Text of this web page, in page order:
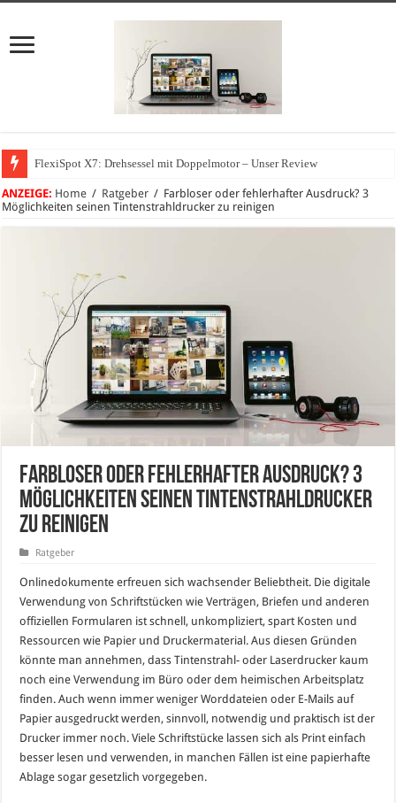
FlexiSpot X7: Drehsessel mit Doppelmotor – Unser Review
Wie können sich Unternehmen vor Cyberangriffen schützen?
ANZEIGE: Home / Ratgeber / Farbloser oder fehlerhafter Ausdruck? 3
Möglichkeiten seinen Tintenstrahldrucker zu reinigen
Farbloser oder fehlerhafter Ausdruck? 3
Möglichkeiten seinen Tintenstrahldrucker
zu reinigen
Ratgeber
Onlinedokumente erfreuen sich wachsender Beliebtheit. Die digitale
Verwendung von Schriftstücken wie Verträgen, Briefen und anderen
offiziellen Formularen ist schnell, unkompliziert, spart Kosten und
Ressourcen wie Papier und Druckermaterial. Aus diesen Gründen
könnte man annehmen, dass Tintenstrahl- oder Laserdrucker kaum
noch eine Verwendung im Büro oder dem heimischen Arbeitsplatz
finden. Auch wenn immer weniger Worddateien oder E-Mails auf
Papier ausgedruckt werden, sinnvoll, notwendig und praktisch ist der
Drucker immer noch. Viele Schriftstücke lassen sich als Print einfach
besser lesen und verwenden, in manchen Fällen ist eine papierhafte
Ablage sogar gesetzlich vorgegeben.